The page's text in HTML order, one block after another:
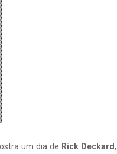
um dia de Rick Deckard,